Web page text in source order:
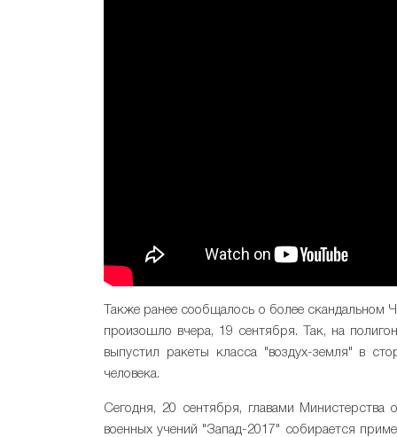
Также ранее сообщалось о более
произошло вчера, 19 сентября. Так, на
выпустил ракеты класса "воздух-земля" в
человека.
Сегодня, 20 сентября, главами
военных учений "Запад-2017" собирается